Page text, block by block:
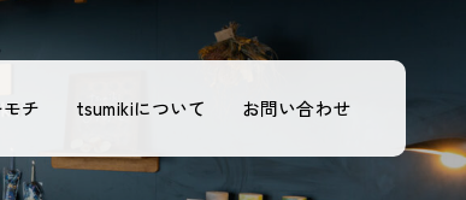
チ tsumikiについて お問い合わせ